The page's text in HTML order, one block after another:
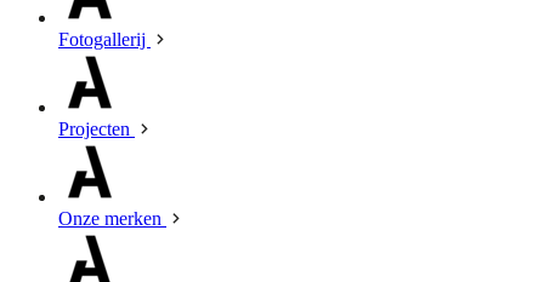
Fotogallerij
Projecten
Onze merken